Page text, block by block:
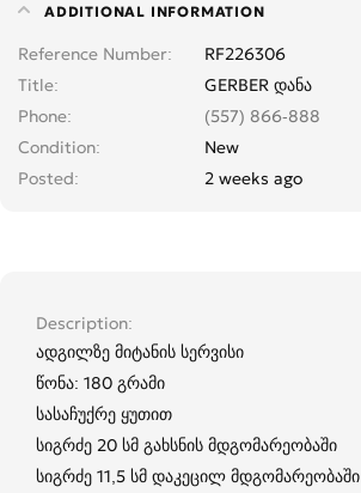
ADDITIONAL INFORMATION
Reference Number
RF226306
Title
GERBER დანა
Phone
(557) 866-888
Condition
New
Posted
2 weeks ago
Description
ადგილზე მიტანის სერვისი
წონა: 180 გრამი
სასაჩუქრე ყუთით
სიგრძე 20 სმ გახსნის მდგომარეობაში
სიგრძე 11,5 სმ დაკეცილ მდგომარეობაში